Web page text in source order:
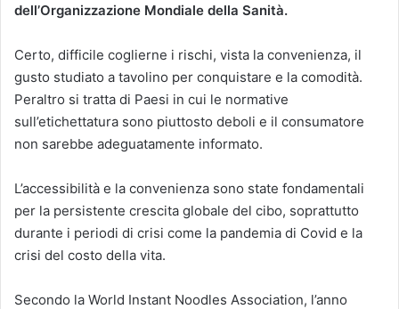
dell’Organizzazione Mondiale della Sanità.
Certo, difficile coglierne i rischi, vista la convenienza, il
gusto studiato a tavolino per conquistare e la comodità.
Peraltro si tratta di Paesi in cui le normative
sull’etichettatura sono piuttosto deboli e il consumatore
non sarebbe adeguatamente informato.
L’accessibilità e la convenienza sono state fondamentali
per la persistente crescita globale del cibo, soprattutto
durante i periodi di crisi come la pandemia di Covid e la
crisi del costo della vita.
Secondo la World Instant Noodles Association, l’anno